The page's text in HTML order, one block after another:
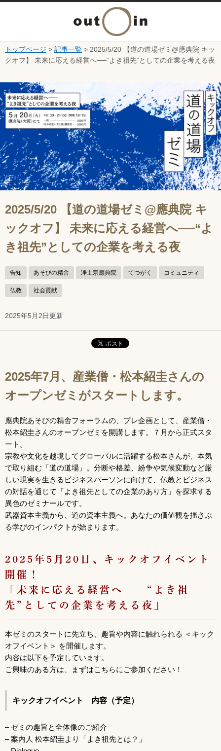
本文へ
ニ
ュ
ー
を
開
く
トップページ > 記事一覧 > 2025/5/20 【道の道場ゼミ@應典院 キッ
クオフ】 未来に応える経営へ──“よき祖先”としての企業を考える夜
2025/5/20 【道の道場ゼミ@應典院 キ
ックオフ】 未来に応える経営へ──“よ
き祖先”としての企業を考える夜
告知 あそびの精舎 浄土宗應典院 てつがく コミュニティ
仏教 社会貢献
2025年5月2日更新
2025年7月、産業僧・松本紹圭さんの
オープンゼミがスタートします。
應典院あそびの精舎フォーラムの、プレ企画として、産業僧・
松本紹圭さんのオープンゼミを開講します。７月から正式スタ
ート。
宗教や文化を越境してグローバルに活躍する松本さんが、本気
で取り組む「道の道場」。分断や格差、紛争や気候変動など厳
しい現実を生きるビジネスパーソンに向けて、仏教とビジネス
の対話を通じて「よき祖先としての企業のあり方」を探求する
異色のゼミナールです。
武器資本主義から、道の資本主義へ。あなたの価値観を揺さぶ
る学びのインパクトが始まります。
2025年5月20日、キックオフイベント
開催！
「未来に応える経営へ──“よき祖
先”としての企業を考える夜」
本ゼミのスタートに先立ち、趣旨や内容に触れられる ＜キック
オフイベント＞ を開催します。
内容は以下を予定しています。
ご興味のある方は、まずはこちらにご参加ください！
キックオフイベント 内容（予定）
– ゼミの趣旨と全体像のご紹介
– 案内人 松本紹圭より「よき祖先とは？」